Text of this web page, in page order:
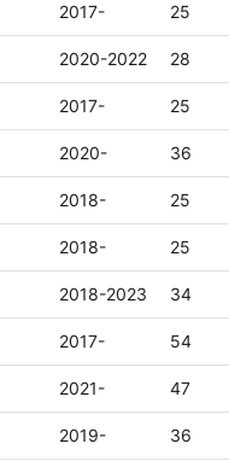
2017- 25
2020-2022 28
2017- 25
2020- 36
2018- 25
2018- 25
2018-2023 34
2017- 54
2021- 47
2019- 36